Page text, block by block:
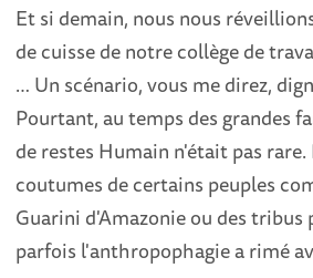
Et si demain, nous nous
de cuisse de notre collège de
… Un scénario, vous me direz,
Pourtant, au temps des grandes
de restes Humain n'était pas
coutumes de certains peuples
Guarini d'Amazonie ou des
parfois l'anthropophagie a rimé